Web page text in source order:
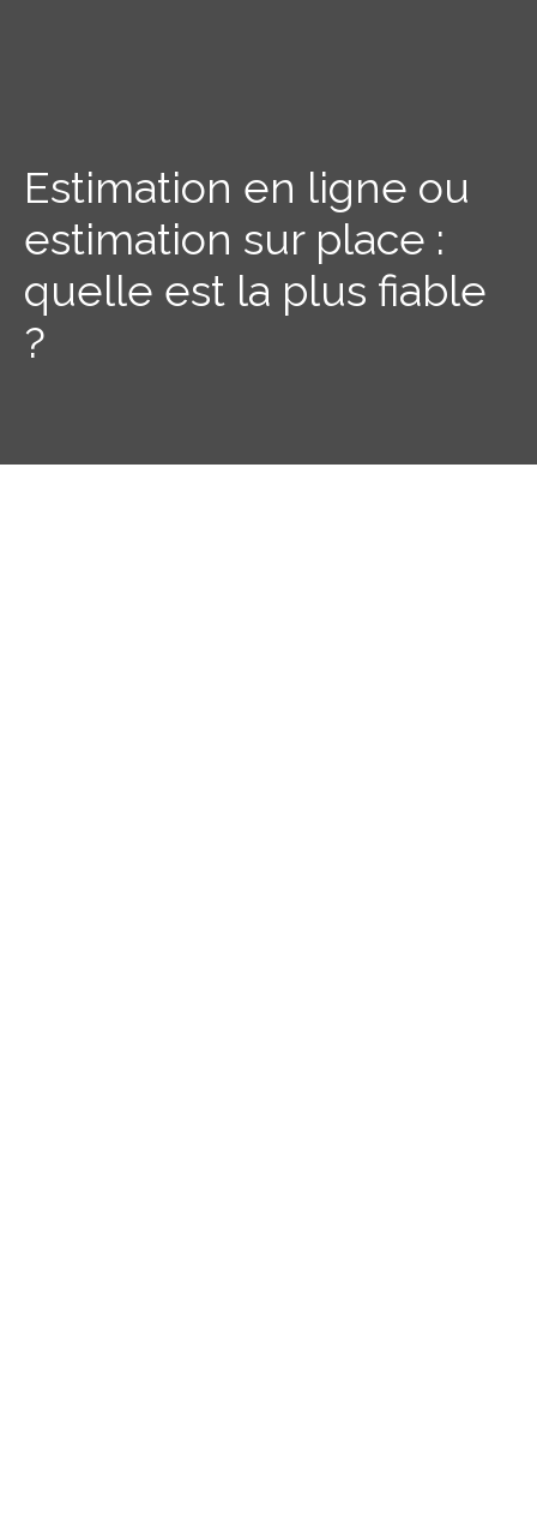
Estimation en ligne ou
estimation sur place :
quelle est la plus fiable
?